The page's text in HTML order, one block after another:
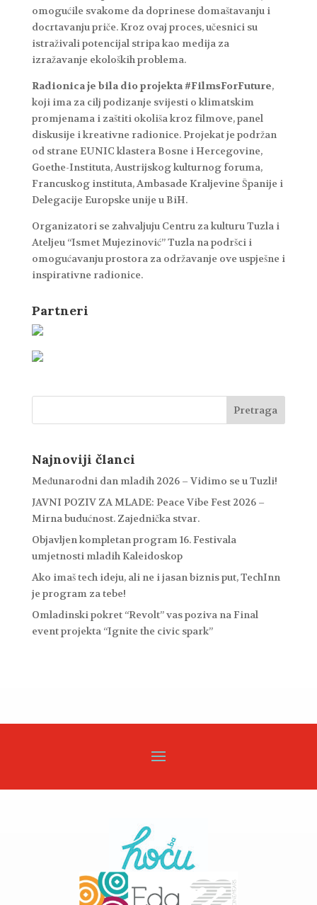
omogućile svakome da doprinese domaštavanju i
docrtavanju priče. Kroz ovaj proces, učesnici su
istraživali potencijal stripa kao medija za
izražavanje ekoloških problema.
Radionica je bila dio projekta #FilmsForFuture,
koji ima za cilj podizanje svijesti o klimatskim
promjenama i zaštiti okoliša kroz filmove, panel
diskusije i kreativne radionice. Projekat je podržan
od strane EUNIC klastera Bosne i Hercegovine,
Goethe-Instituta, Austrijskog kulturnog foruma,
Francuskog instituta, Ambasade Kraljevine Španije i
Delegacije Europske unije u BiH.
Organizatori se zahvaljuju Centru za kulturu Tuzla i
Ateljeu “Ismet Mujezinović” Tuzla na podršci i
omogućavanju prostora za održavanje ove uspješne i
inspirativne radionice.
Partneri
Najnoviji članci
Međunarodni dan mladih 2026 – Vidimo se u Tuzli!
JAVNI POZIV ZA MLADE: Peace Vibe Fest 2026 –
Mirna budućnost. Zajednička stvar.
Objavljen kompletan program 16. Festivala
umjetnosti mladih Kaleidoskop
Ako imaš tech ideju, ali ne i jasan biznis put, TechInn
je program za tebe!
Omladinski pokret “Revolt” vas poziva na Final
event projekta “Ignite the civic spark”